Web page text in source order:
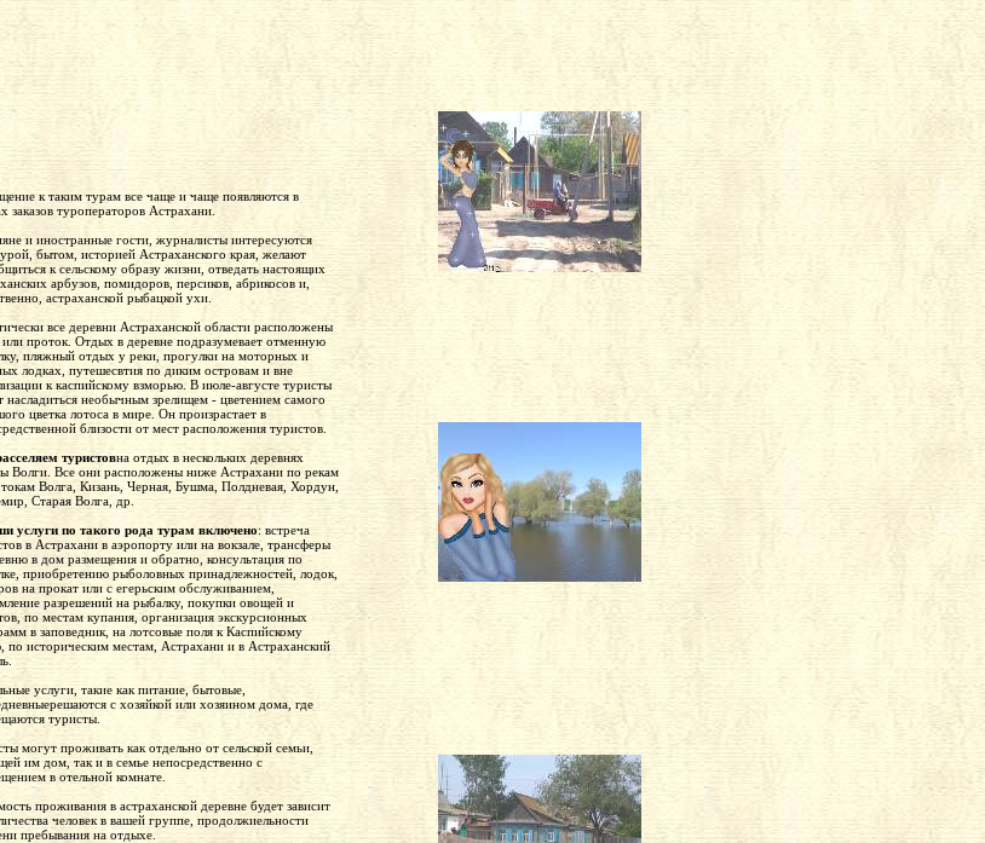
к таким турам все чаще и чаще появляются в
заказов туроператоров Астрахани.
и иностранные гости, журналисты интересуются
бытом, историей Астраханского края, желают
к сельскому образу жизни, отведать настоящих
арбузов, помидоров, персиков, абрикосов и,
астраханской рыбацкой ухи.
все деревни Астраханской области расположены
или проток. Отдых в деревне подразумевает отменную
пляжный отдых у реки, прогулки на моторных и
лодках, путешесвтия по диким островам и вне
к каспийскому взморью. В июле-августе туристы
насладиться необычным зрелищем - цветением самого
цветка лотоса в мире. Он произрастает в
близости от мест расположения туристов.
туристовна отдых в нескольких деревнях
Волги. Все они расположены ниже Астрахани по рекам
Волга, Кизань, Черная, Бушма, Полдневая, Хордун,
Старая Волга, др.
услуги по такого рода турам включено: встреча
в Астрахани в аэропорту или на вокзале, трансферы
в дом размещения и обратно, консультация по
приобретению рыболовных принадлежностей, лодок,
на прокат или с егерьским обслуживанием,
разрешений на рыбалку, покупки овощей и
по местам купания, организация экскурсионных
в заповедник, на лотсовые поля к Каспийскому
по историческим местам, Астрахани и в Астраханский
услуги, такие как питание, бытовые,
с хозяйкой или хозяином дома, где
туристы.
могут проживать как отдельно от сельской семьи,
им дом, так и в семье непосредственно с
в отельной комнате.
проживания в астраханской деревне будет зависит
человек в вашей группе, продолжиельности
пребывания на отдыхе.